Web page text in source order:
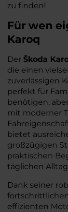
zu finden!
Für wen
Karoq
Der Škoda
die einen
zuverlässigen
perfekt für
benötigen,
mit moderner
bietet
großzügigen
praktischen
täglichen
Dank seiner
effizienten